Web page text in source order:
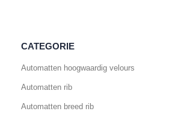
CATEGORIE
Automatten hoogwaardig velours
Automatten rib
Automatten breed rib